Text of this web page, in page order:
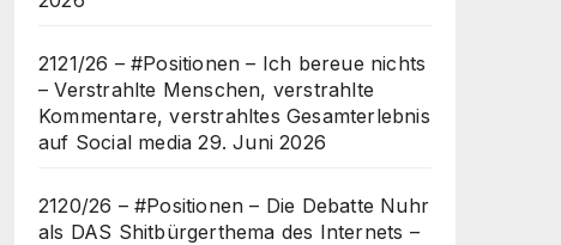
2121/26 – #Positionen – Ich bereue nichts
– Verstrahlte Menschen, verstrahlte
Kommentare, verstrahltes Gesamterlebnis
auf Social media 29. Juni 2026
2120/26 – #Positionen – Die Debatte Nuhr
als DAS Shitbürgerthema des Internets –